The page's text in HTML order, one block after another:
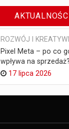
AKTUALNOŚCI
ROZWÓJ I
Pixel Meta – po co
wpływa na sprzedaż?
17 lipca 2026